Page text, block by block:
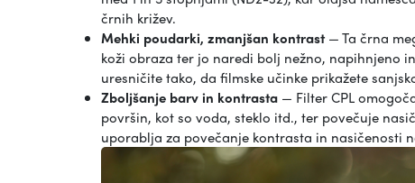
črnih križev.
Mehki poudarki, zmanjšan kontrast— Ta črna
koži obraza ter jo naredi bolj nežno, napihnjeno
uresničite tako, da filmske učinke prikažete
Zboljšanje barv in kontrasta — Filter CPL
površin, kot so voda, steklo itd., ter povečuje
uporablja za povečanje kontrasta in nasičenosti